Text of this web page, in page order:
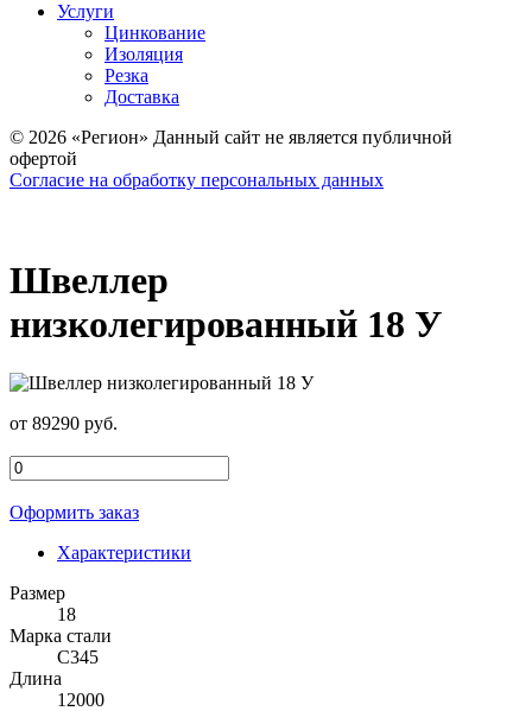
Услуги
Цинкование
Изоляция
Резка
Доставка
© 2026 «Регион» Данный сайт не является публичной
офертой
Согласие на обработку персональных данных
Швеллер
низколегированный 18 У
от 89290 руб.
Оформить заказ
Характеристики
Размер
18
Марка стали
С345
Длина
12000